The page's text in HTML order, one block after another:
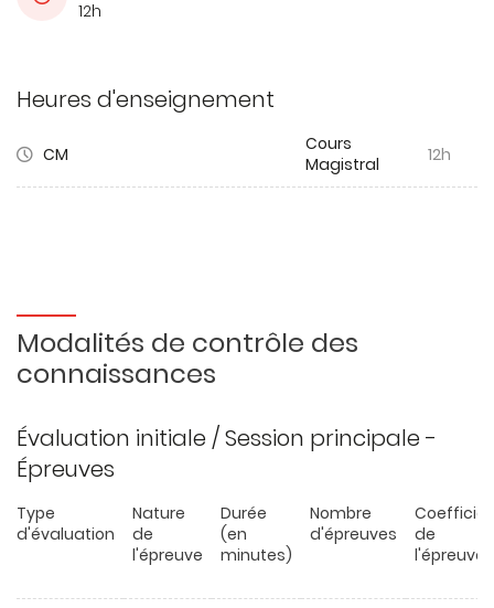
12h
Heures d'enseignement
CM
Cours
Magistral
12h
Modalités de contrôle des
connaissances
Évaluation initiale / Session principale -
Épreuves
Type
d'évaluation
Nature
de
l'épreuve
Durée
(en
minutes)
Nombre
d'épreuves
de
l'épreuve